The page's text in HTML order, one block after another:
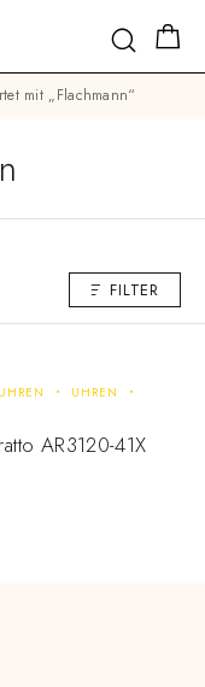
mit „Flachmann“
FILTER
UHREN
AR3120-41X